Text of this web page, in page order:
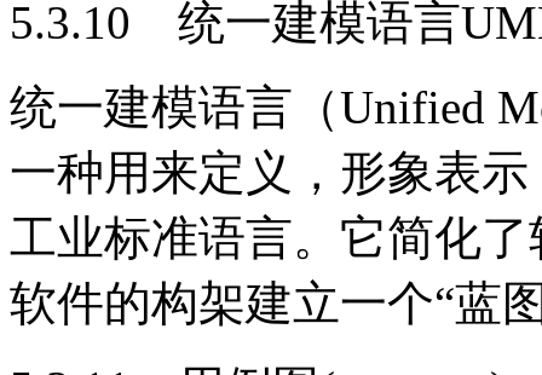
5.3.10 统一建模语言
统一建模语言（Unified
一种用来定义，形象表
工业标准语言。它简化
软件的构架建立一个“蓝